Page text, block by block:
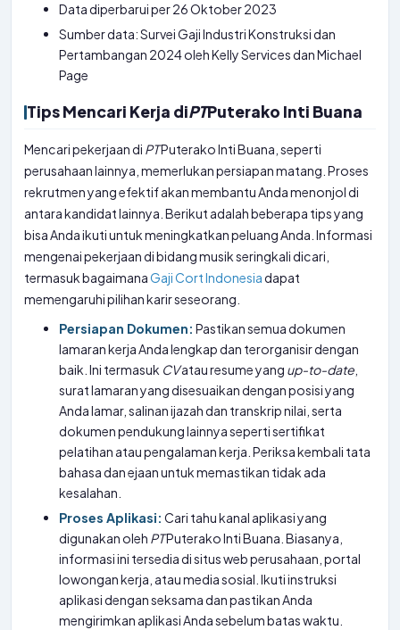
Data diperbarui per 26 Oktober 2023
Sumber data: Survei Gaji Industri Konstruksi dan
Pertambangan 2024 oleh Kelly Services dan Michael
Page
Tips Mencari Kerja diPTPuterako Inti Buana
Mencari pekerjaan di PTPuterako Inti Buana, seperti
perusahaan lainnya, memerlukan persiapan matang. Proses
rekrutmen yang efektif akan membantu Anda menonjol di
antara kandidat lainnya. Berikut adalah beberapa tips yang
bisa Anda ikuti untuk meningkatkan peluang Anda. Informasi
mengenai pekerjaan di bidang musik seringkali dicari,
termasuk bagaimanaGaji Cort Indonesiadapat
memengaruhi pilihan karir seseorang.
Persiapan Dokumen: Pastikan semua dokumen
lamaran kerja Anda lengkap dan terorganisir dengan
baik. Ini termasuk CVatau resume yang up-to-date
surat lamaran yang disesuaikan dengan posisi yang
Anda lamar, salinan ijazah dan transkrip nilai, serta
dokumen pendukung lainnya seperti sertifikat
pelatihan atau pengalaman kerja. Periksa kembali tata
bahasa dan ejaan untuk memastikan tidak ada
kesalahan.
Proses Aplikasi: Cari tahu kanal aplikasi yang
digunakan oleh PTPuterako Inti Buana. Biasanya,
informasi ini tersedia di situs web perusahaan, portal
lowongan kerja, atau media sosial. Ikuti instruksi
aplikasi dengan seksama dan pastikan Anda
mengirimkan aplikasi Anda sebelum batas waktu.